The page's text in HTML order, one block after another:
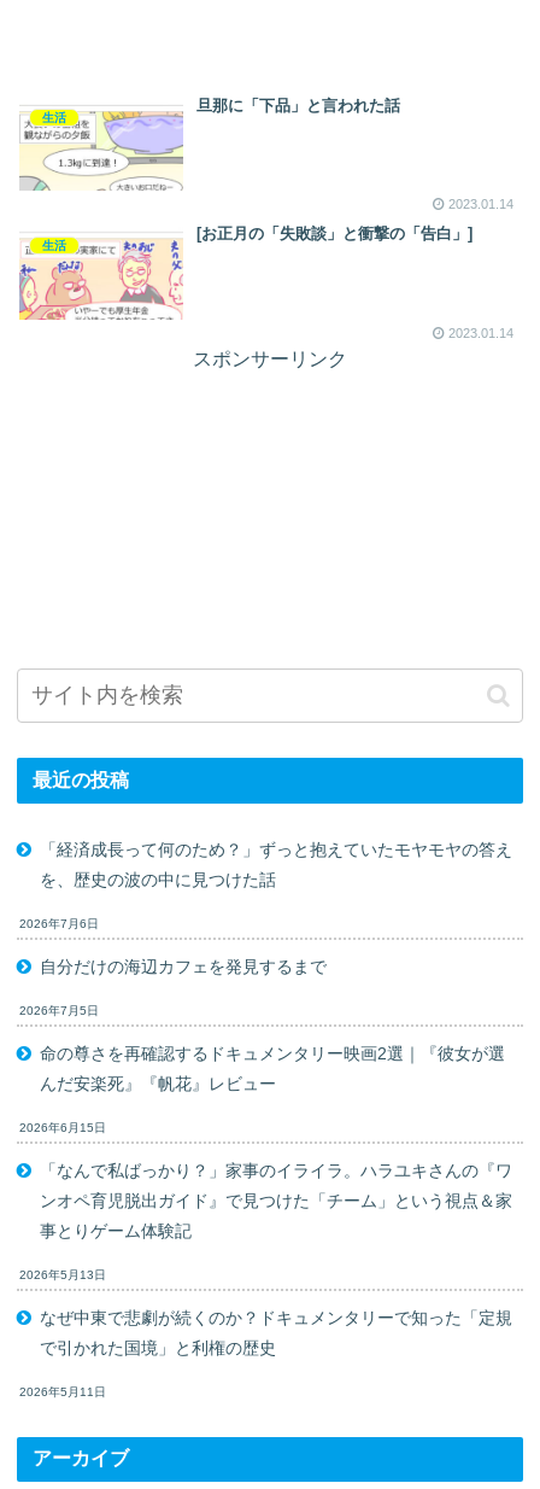
生活
旦那に「下品」と言われた話
2023.01.14
生活
[お正月の「失敗談」と衝撃の「告白」]
2023.01.14
スポンサーリンク
最近の投稿
「経済成長って何のため？」ずっと抱えていたモヤモヤの答え
を、歴史の波の中に見つけた話
2026年7月6日
自分だけの海辺カフェを発見するまで
2026年7月5日
命の尊さを再確認するドキュメンタリー映画2選｜『彼女が選
んだ安楽死』『帆花』レビュー
2026年6月15日
「なんで私ばっかり？」家事のイライラ。ハラユキさんの『ワ
ンオペ育児脱出ガイド』で見つけた「チーム」という視点＆家
事とりゲーム体験記
2026年5月13日
なぜ中東で悲劇が続くのか？ドキュメンタリーで知った「定規
で引かれた国境」と利権の歴史
2026年5月11日
アーカイブ